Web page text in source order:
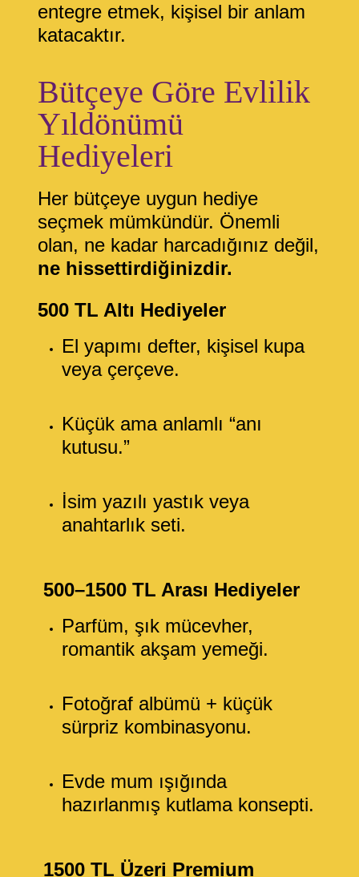
entegre etmek, kişisel bir anlam
katacaktır.
Bütçeye Göre Evlilik
Yıldönümü
Hediyeleri
Her bütçeye uygun hediye
seçmek mümkündür. Önemli
olan, ne kadar harcadığınız değil,
ne hissettirdiğinizdir.
500 TL Altı Hediyeler
El yapımı defter, kişisel kupa
veya çerçeve.
Küçük ama anlamlı “anı
kutusu.”
İsim yazılı yastık veya
anahtarlık seti.
500–1500 TL Arası Hediyeler
Parfüm, şık mücevher,
romantik akşam yemeği.
Fotoğraf albümü + küçük
sürpriz kombinasyonu.
Evde mum ışığında
hazırlanmış kutlama konsepti.
1500 TL Üzeri Premium